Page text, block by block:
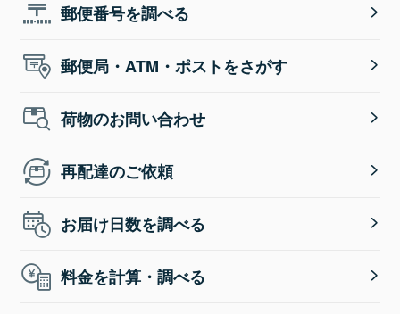
郵便番号を調べる
郵便局・ATM・ポストをさがす
荷物のお問い合わせ
再配達のご依頼
お届け日数を調べる
料金を計算・調べる